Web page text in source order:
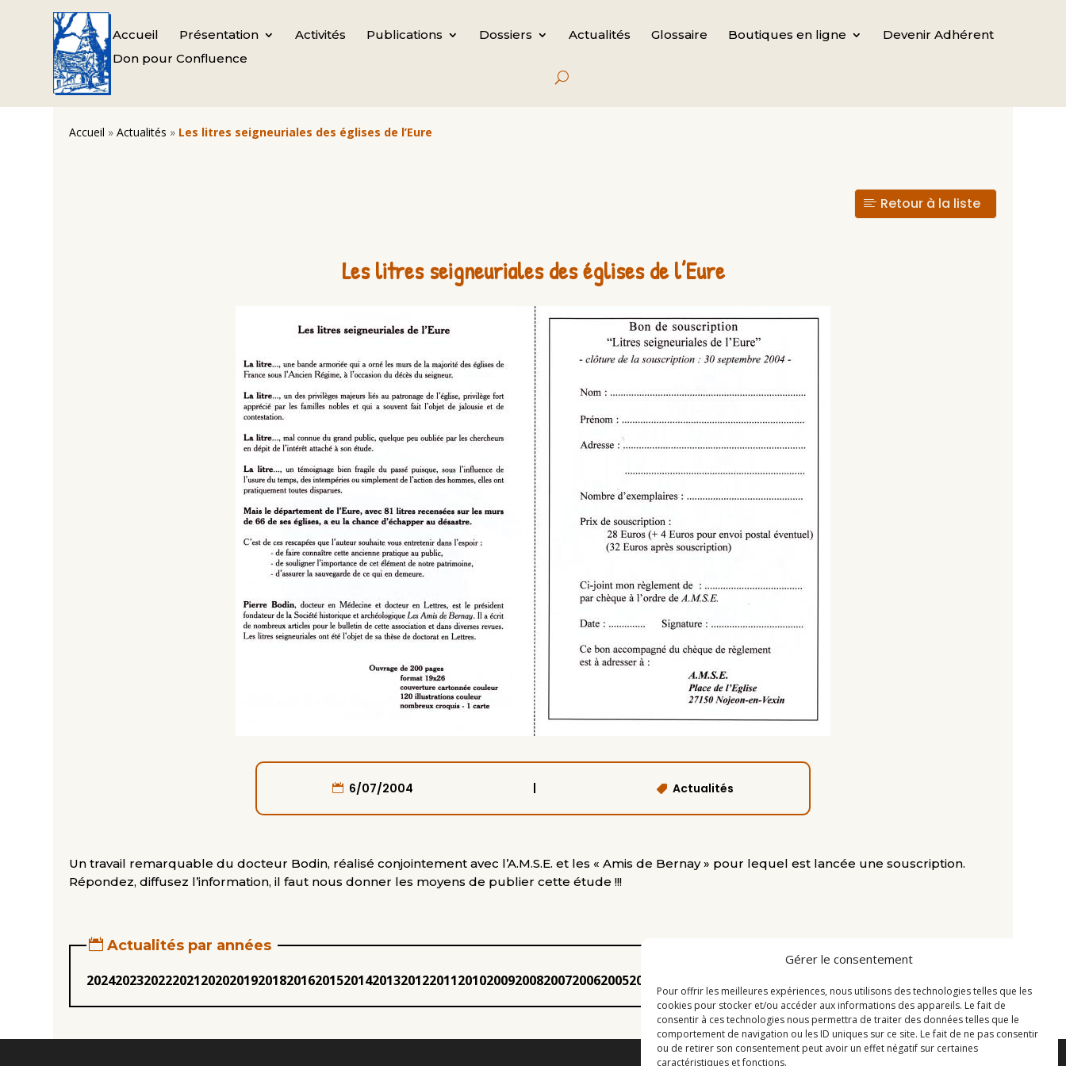
Gérer le consentement
Pour offrir les meilleures expériences, nous utilisons des technologies telles que les
cookies pour stocker et/ou accéder aux informations des appareils. Le fait de
consentir à ces technologies nous permettra de traiter des données telles que le
comportement de navigation ou les ID uniques sur ce site. Le fait de ne pas consentir
ou de retirer son consentement peut avoir un effet négatif sur certaines
caractéristiques et fonctions.
Accueil Présentation Activités Publications Dossiers Actualités Glossaire Boutiques en ligne
Devenir Adhérent
Don pour Confluence
Accueil »Actualités » Les litres seigneuriales des églises de l’Eure
Retour à la liste
Les litres seigneuriales des églises de l’Eure
6/07/2004 | Actualités
Un travail remarquable du docteur Bodin, réalisé conjointement avec l’A.M.S.E. et les « Amis de Bernay » pour lequel est lancée une souscription.
Répondez, diffusez l’information, il faut nous donner les moyens de publier cette étude !!!
Actualités par années
20242023202220212020201920182016201520142013201220112010200920082007200620052004